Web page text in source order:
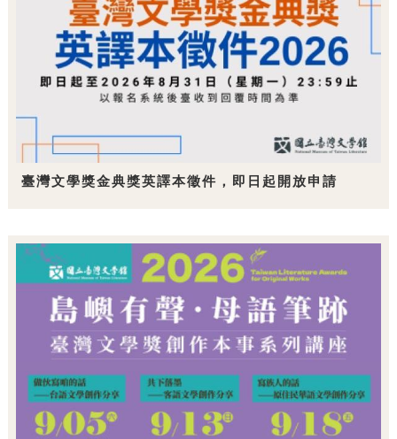
臺灣文學獎金典獎英譯本徵件，即日起開放申請